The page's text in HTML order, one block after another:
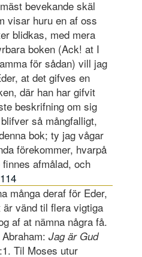
bevekande skäl
visar huru en af oss
blidkas, med mera
boken (Ack! at I
för sådan) vill jag
at det gifves en
där han har gifvit
beskrifning om sig
så mångfalligt,
bok; ty jag vågar
förekommer, hvarpå
afmålad, och
114
många deraf för Eder,
vänd til flera vigtiga
af at nämna några få.
Jag är Gud
Til Moses utur